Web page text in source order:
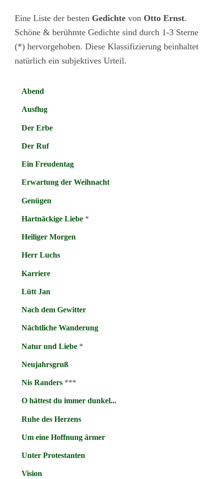
Eine Liste der besten Gedichte von Otto Ernst.
Schöne & berühmte Gedichte sind durch 1-3 Sterne
(*) hervorgehoben. Diese Klassifizierung beinhaltet
natürlich ein subjektives Urteil.
Abend
Ausflug
Der Erbe
Der Ruf
Ein Freudentag
Erwartung der Weihnacht
Genügen
Hartnäckige Liebe*
Heiliger Morgen
Herr Luchs
Karriere
Lütt Jan
Nach dem Gewitter
Nächtliche Wanderung
Natur und Liebe*
Neujahrsgruß
Nis Randers***
O hättest du immer dunkel...
Ruhe des Herzens
Um eine Hoffnung ärmer
Unter Protestanten
Vision